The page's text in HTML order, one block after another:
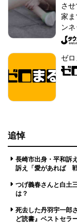
さ
家
ンネ
ゼ
追悼
長崎市出身・平和訴
訴え「愛があれば 戦
つげ義春さんと白土
は？
死去した丹羽宇一郎
ど読書』ベストセラ